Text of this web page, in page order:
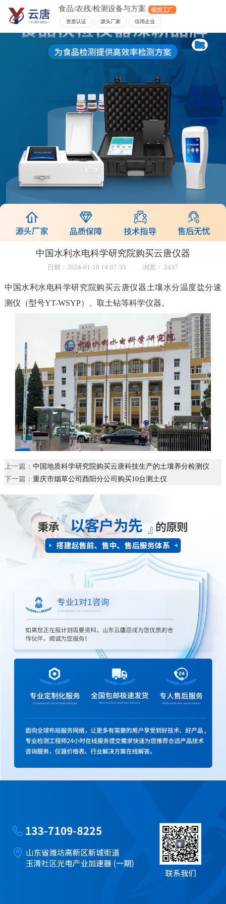
食品/农残/检测设备与方案
资质认证 源头厂家 信用企业
中国水利水电科学研究院购买云唐仪器
日期：2024-01-18 14:07:53 浏览： 2437
中国水利水电科学研究院购买云唐仪器土壤水分温度盐分速
测仪（型号YT-WSYP）、取土钻等科学仪器。
上一篇： 中国地质科学研究院购买云唐科技生产的土壤养分检测仪
下一篇： 重庆市烟草公司酉阳分公司购买10台测土仪